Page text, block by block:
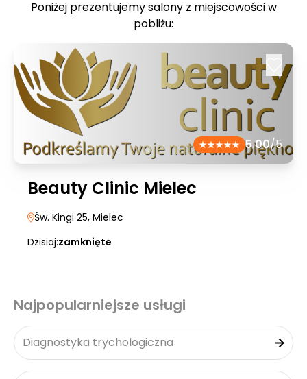
Poniżej prezentujemy salony z miejscowości w
pobliżu:
5.00/5
Beauty Clinic Mielec
Św. Kingi 25, Mielec
Dzisiaj:zamknięte
Najpopularniejsze usługi
Diagnostyka trychologiczna